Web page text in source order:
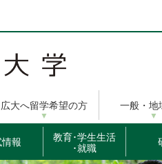
広大へ留学希望の方 一般・地
情報
教育･学生生活
･就職